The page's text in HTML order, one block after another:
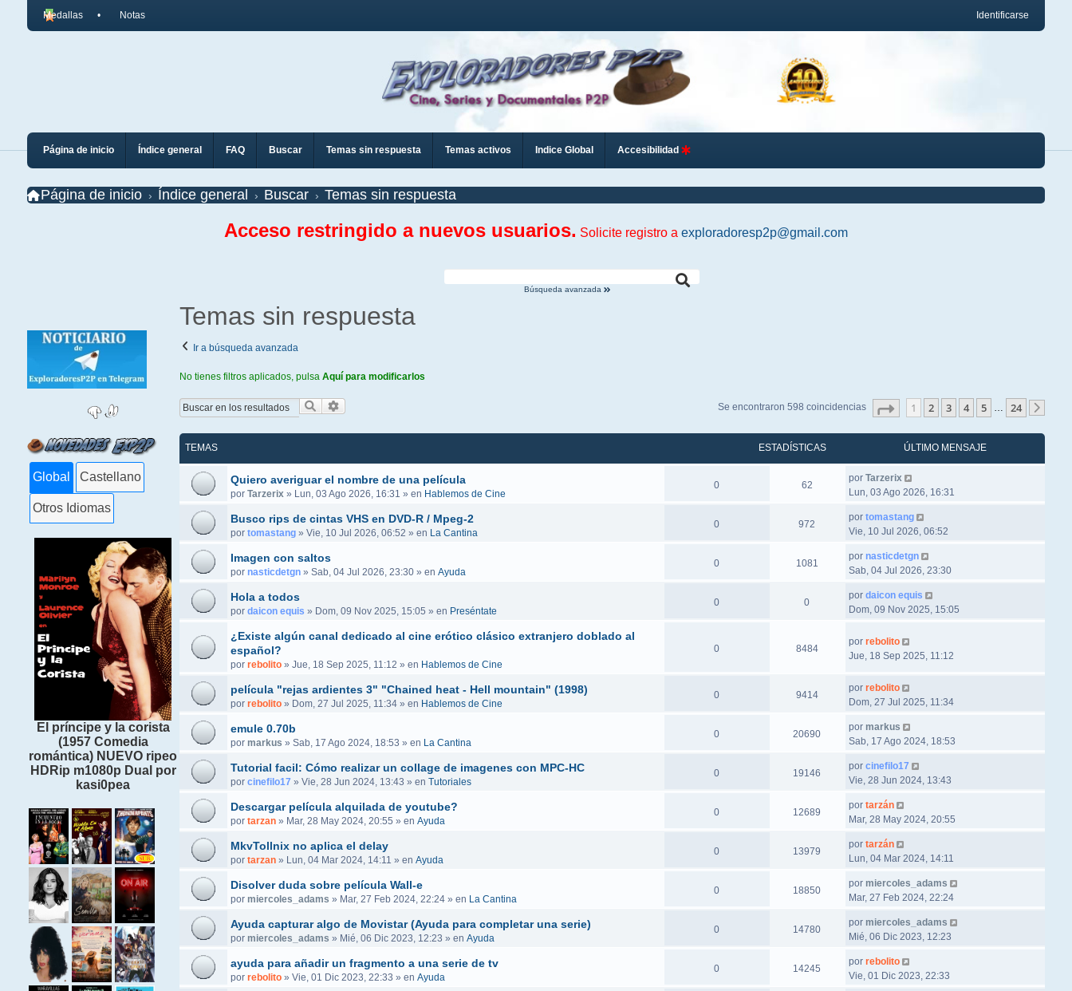
Identificarse
Medallas Notas
Página de inicio Índice general FAQ Buscar Temas sin respuesta Temas activos Indice Global Accesibilidad
Página de inicio Índice general Buscar Temas sin respuesta
Acceso restringido a nuevos usuarios. Solicite registro a exploradoresp2p@gmail.com
Búsqueda avanzada
Global Castellano
Otros Idiomas
El príncipe y la corista
(1957 Comedia
romántica) NUEVO ripeo
HDRip m1080p Dual por
kasi0pea
Temas sin respuesta
Ir a búsqueda avanzada
No tienes filtros aplicados, pulsa Aquí para modificarlos
Buscar Se encontraron 598 coincidencias Página1 de 24
1 2 3 4 5 … 24
TEMAS ESTADÍSTICAS ÚLTIMO MENSAJE
Quiero averiguar el nombre de una película
por Tarzerix» Lun, 03 Ago 2026, 16:31 » en Hablemos de Cine
0 62
por Tarzerix
Lun, 03 Ago 2026, 16:31
Busco rips de cintas VHS en DVD-R / Mpeg-2
por tomastang» Vie, 10 Jul 2026, 06:52 » en La Cantina
0 972
por tomastang
Vie, 10 Jul 2026, 06:52
Imagen con saltos
por nasticdetgn» Sab, 04 Jul 2026, 23:30» en Ayuda
0 1081
por nasticdetgn
Sab, 04 Jul 2026, 23:30
Hola a todos
por daicon equis » Dom, 09 Nov 2025, 15:05 » en Preséntate
0 0
por daicon equis
Dom, 09 Nov 2025, 15:05
¿Existe algún canal dedicado al cine erótico clásico extranjero doblado al
español?
por rebolito» Jue, 18 Sep 2025, 11:12 » en Hablemos de Cine
0 8484
por rebolito
Jue, 18 Sep 2025, 11:12
película "rejas ardientes 3" "Chained heat - Hell mountain" (1998)
por rebolito» Dom, 27 Jul 2025, 11:34» en Hablemos de Cine
0 9414
por rebolito
Dom, 27 Jul 2025, 11:34
emule 0.70b
por markus » Sab, 17 Ago 2024, 18:53 » en La Cantina
0 20690
por markus
Sab, 17 Ago 2024, 18:53
Tutorial facil: Cómo realizar un collage de imagenes con MPC-HC
por cinefilo17 » Vie, 28 Jun 2024, 13:43 » en Tutoriales
0 19146
por cinefilo17
Vie, 28 Jun 2024, 13:43
Descargar película alquilada de youtube?
por tarzan» Mar, 28 May 2024, 20:55 » en Ayuda
0 12689
por tarzán
Mar, 28 May 2024, 20:55
MkvTollnix no aplica el delay
por tarzan» Lun, 04 Mar 2024, 14:11 » en Ayuda
0 13979
por tarzán
Lun, 04 Mar 2024, 14:11
Disolver duda sobre película Wall-e
por miercoles_adams » Mar, 27 Feb 2024, 22:24» en La Cantina
0 18850
por miercoles_adams
Mar, 27 Feb 2024, 22:24
Ayuda capturar algo de Movistar (Ayuda para completar una serie)
por miercoles_adams » Mié, 06 Dic 2023, 12:23 » en Ayuda
0 14780
por miercoles_adams
Mié, 06 Dic 2023, 12:23
ayuda para añadir un fragmento a una serie de tv
por rebolito» Vie, 01 Dic 2023, 22:33 » en Ayuda
0 14245
por rebolito
Vie, 01 Dic 2023, 22:33